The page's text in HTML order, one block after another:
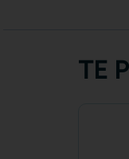
TE